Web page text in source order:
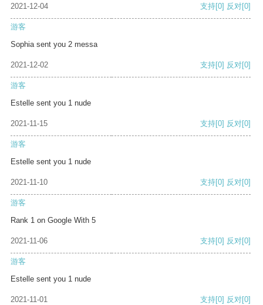
2021-12-04 支持[0] 反对[0]
游客
Sophia sent you 2 messa
2021-12-02 支持[0] 反对[0]
游客
Estelle sent you 1 nude
2021-11-15 支持[0] 反对[0]
游客
Estelle sent you 1 nude
2021-11-10 支持[0] 反对[0]
游客
Rank 1 on Google With 5
2021-11-06 支持[0] 反对[0]
游客
Estelle sent you 1 nude
2021-11-01 支持[0] 反对[0]